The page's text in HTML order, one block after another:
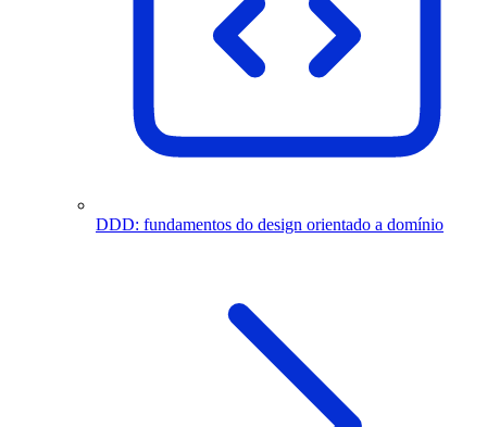
DDD: fundamentos do design orientado a domínio